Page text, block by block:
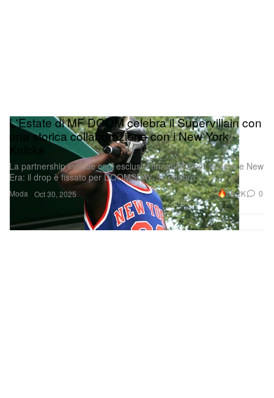
Moda
L'Estate di MF DOOM celebra il Supervillain con
una storica collaborazione con i New York
La partnership include capi esclusivi firmati Mitchell & Ness e New
Era: il drop è fissato per DOOMSDAY, 31 ottobre.
Oct 30, 2025 30.2K 0